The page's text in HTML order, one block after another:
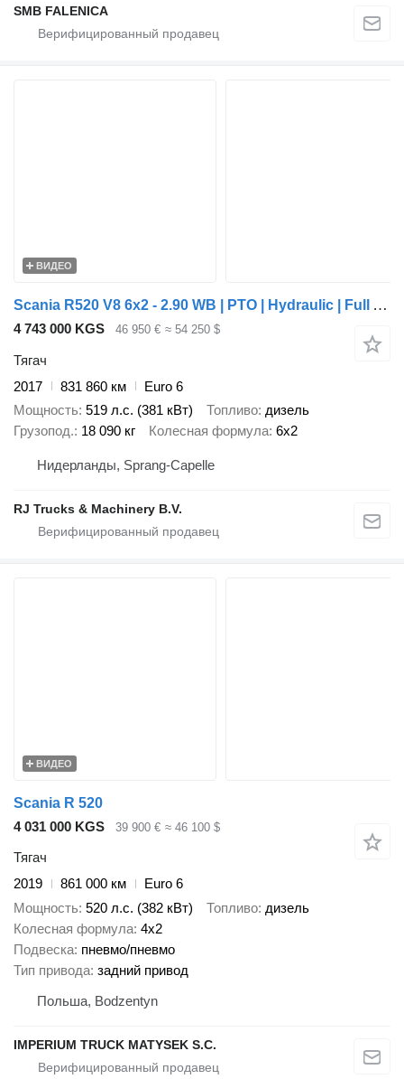
SMB FALENICA
ВИДЕО
Scania R520 V8 6x2 - 2.90 WB | PTO | Hydraulic | Full Air | KING | ACC
4 743 000 KGS 46 950 € ≈ 54 250 $
Тягач
2017
831 860 км
Euro 6
Мощность 519 л.с. (381 кВт) Топливо дизель
Грузопод. 18 090 кг Колесная формула 6x2
Нидерланды, Sprang-Capelle
RJ Trucks & Machinery B.V.
ВИДЕО
Scania R 520
4 031 000 KGS
39 900 € ≈ 46 100 $
Тягач
2019
861 000 км
Euro 6
Мощность 520 л.с. (382 кВт) Топливо дизель
Колесная формула 4x2
Подвеска пневмо/пневмо
Тип привода задний привод
Польша, Bodzentyn
IMPERIUM TRUCK MATYSEK S.C.